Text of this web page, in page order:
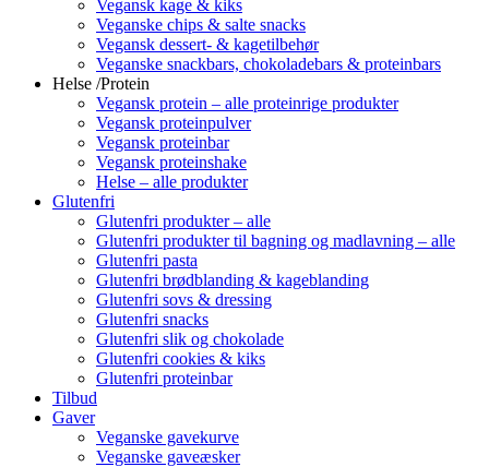
Vegansk kage & kiks
Veganske chips & salte snacks
Vegansk dessert- & kagetilbehør
Veganske snackbars, chokoladebars & proteinbars
Helse /Protein
Vegansk protein – alle proteinrige produkter
Vegansk proteinpulver
Vegansk proteinbar
Vegansk proteinshake
Helse – alle produkter
Glutenfri
Glutenfri produkter – alle
Glutenfri produkter til bagning og madlavning – alle
Glutenfri pasta
Glutenfri brødblanding & kageblanding
Glutenfri sovs & dressing
Glutenfri snacks
Glutenfri slik og chokolade
Glutenfri cookies & kiks
Glutenfri proteinbar
Tilbud
Gaver
Veganske gavekurve
Veganske gaveæsker